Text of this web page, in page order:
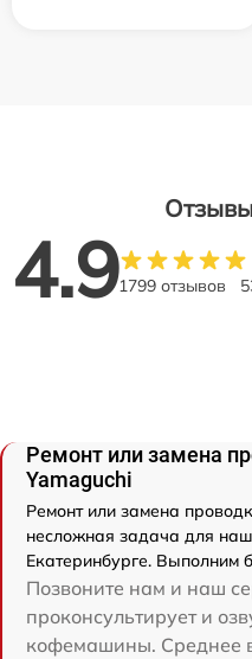
4.91799 отзывов
Ремонт или замена
Yamaguchi
Ремонт или замена
несложная задача для
Екатеринбурге. Выполним
Позвоните нам и наш
проконсультирует и
кофемашины. Среднее